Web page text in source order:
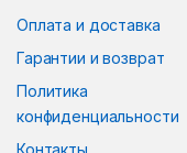
Оплата и доставка
Гарантии и возврат
Политика
конфиденциальности